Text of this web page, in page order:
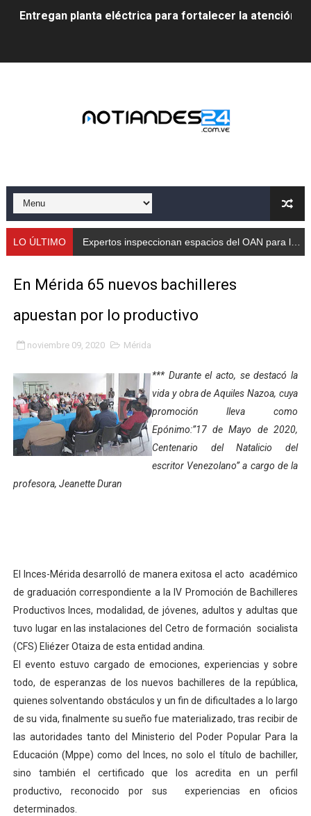
Entregan planta eléctrica para fortalecer la atención
Campo Elías avanza con plan de asfaltado
Venezuela instala su primer detector de
Consolidan planificación técnica en el Complejo
Niños merideños potencian su talento en plan
Gobierno bolivariano avanza en la transformación del
Niños merideños aprenden sobre gaita de tambora
Hospital universitario muestra sus avances en visita
Instituto Nacional de Nutrición celebra Semana
Fortalecen formación académica de médicos en
Fortaleciendo la economía comunal en El Vigía con
Campo Elías consolida plan de bacheo en el sector La
Fundecem inició con éxito el taller vacacional de
El Lactario del Iahula celebra la Semana Mundial de la
Plan Vacacional "Venezuela Ríe 2026" brinda
Inicia el plan vacacional Venezuela Renace en el
LO ÚLTIMO Expertos inspeccionan espacios del OAN para la instalación del detector Cherenkov de agua
En Mérida 65 nuevos bachilleres
apuestan por lo productivo
noviembre 09, 2020 Mérida
*** Durante el acto, se destacó la
vida y obra de Aquiles Nazoa, cuya
promoción lleva como
Epónimo:”17 de Mayo de 2020,
Centenario del Natalicio del
escritor Venezolano” a cargo de la
profesora, Jeanette Duran
El Inces-Mérida desarrolló de manera exitosa el acto académico
de graduación correspondiente a la IV Promoción de Bachilleres
Productivos Inces, modalidad, de jóvenes, adultos y adultas que
tuvo lugar en las instalaciones del Cetro de formación socialista
(CFS) Eliézer Otaiza de esta entidad andina.
El evento estuvo cargado de emociones, experiencias y sobre
todo, de esperanzas de los nuevos bachilleres de la república,
quienes solventando obstáculos y un fin de dificultades a lo largo
de su vida, finalmente su sueño fue materializado, tras recibir de
las autoridades tanto del Ministerio del Poder Popular Para la
Educación (Mppe) como del Inces, no solo el título de bachiller,
sino también el certificado que los acredita en un perfil
productivo, reconocido por sus experiencias en oficios
determinados.